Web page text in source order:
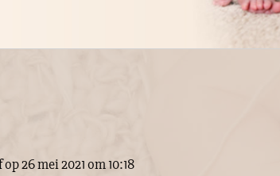
op26 mei 2021om10:18